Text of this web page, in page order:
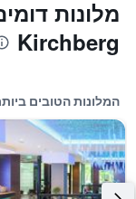
Kirchberg
המלונות הטובים